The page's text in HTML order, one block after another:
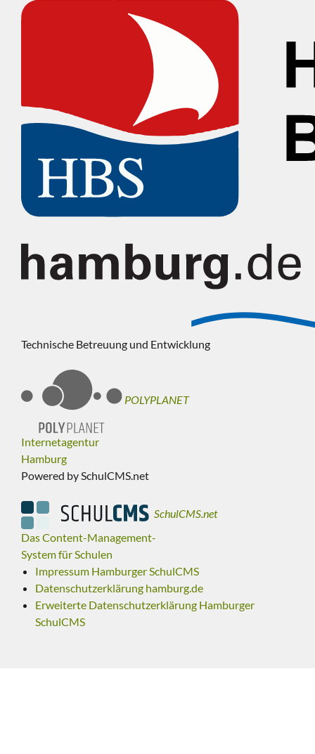
Technische Betreuung und Entwicklung
POLYPLANET
Internetagentur
Hamburg
Powered by SchulCMS.net
SchulCMS.net
Das Content-Management-
System für Schulen
Impressum Hamburger SchulCMS
Datenschutzerklärung hamburg.de
Erweiterte Datenschutzerklärung Hamburger
SchulCMS